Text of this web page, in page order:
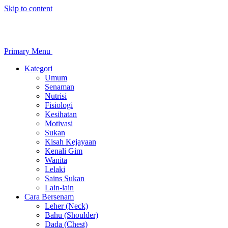
Skip to content
Primary Menu
Kategori
Umum
Senaman
Nutrisi
Fisiologi
Kesihatan
Motivasi
Sukan
Kisah Kejayaan
Kenali Gim
Wanita
Lelaki
Sains Sukan
Lain-lain
Cara Bersenam
Leher (Neck)
Bahu (Shoulder)
Dada (Chest)